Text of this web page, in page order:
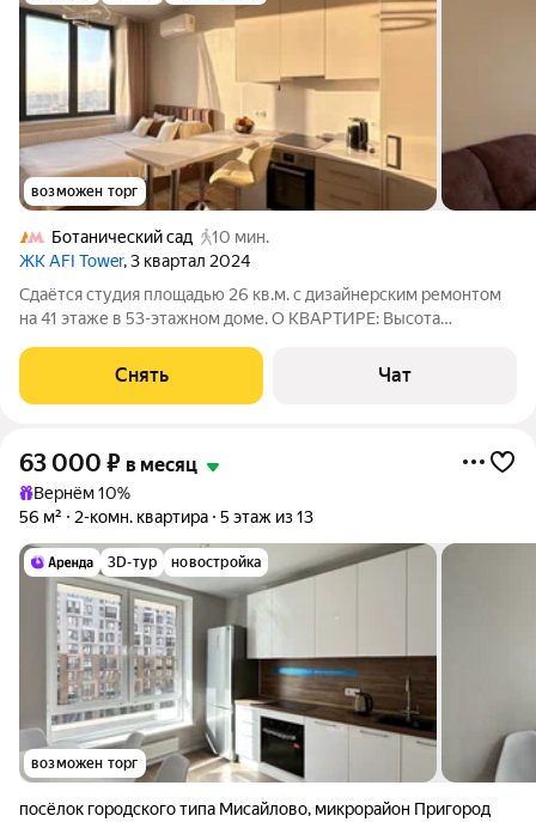
возможен торг
Ботанический сад
10 мин.
ЖК AFI Tower, 3 квартал 2024
Сдаётся студия площадью 26 кв.м. с дизайнерским ремонтом
на 41 этаже в 53-этажном доме. О КВАРТИРЕ: Высота
техникой и электроникой: Духовой шкаф Стиральная машина с
функцией сушки
Снять Чат
63 000 ₽ в месяц
Вернём 10%
56 м²
2-комн. квартира 5 этаж из 13
3D-тур новостройка
возможен торг
посёлок городского типа Мисайлово, микрорайон Пригород